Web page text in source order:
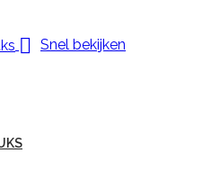
 Snel bekijken